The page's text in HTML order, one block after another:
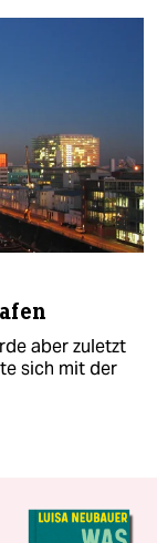
aber zuletzt
sich mit der